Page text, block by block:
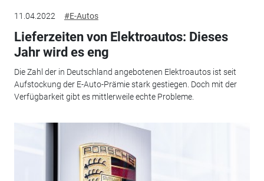
11.04.2022 #E-Autos
Lieferzeiten von Elektroautos: Dieses
Jahr wird es eng
Die Zahl der in Deutschland angebotenen Elektroautos ist seit
Aufstockung der E-Auto-Prämie stark gestiegen. Doch mit der
Verfügbarkeit gibt es mittlerweile echte Probleme.